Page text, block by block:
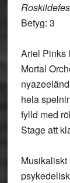
Betyg: 3
Ariel Pinks
Mortal
hela
fylld med
Stage att